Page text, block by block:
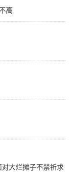
高
大烂摊子不禁祈求